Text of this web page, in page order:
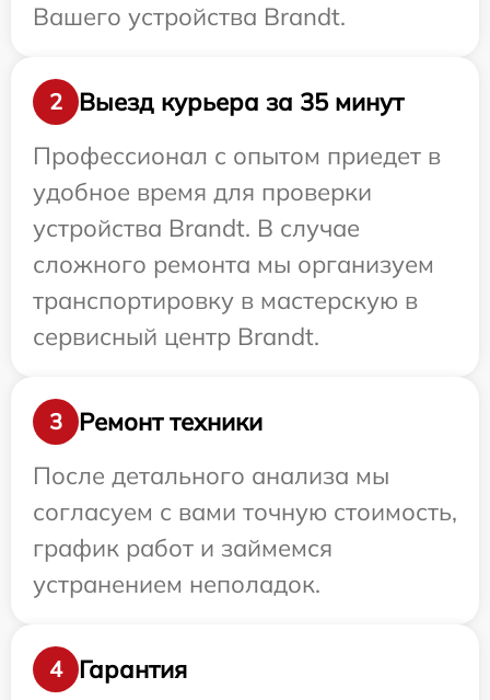
Вашего устройства Brandt.
2
Выезд курьера за 35 минут
Профессионал с опытом приедет в
удобное время для проверки
устройства Brandt. В случае
сложного ремонта мы организуем
транспортировку в мастерскую в
сервисный центр Brandt.
3
Ремонт техники
После детального анализа мы
согласуем с вами точную стоимость,
график работ и займемся
устранением неполадок.
4 Гарантия